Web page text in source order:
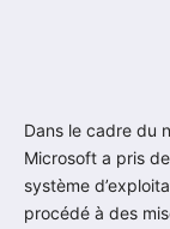
Dans le cadre du
Microsoft a pris
système
procédé à des